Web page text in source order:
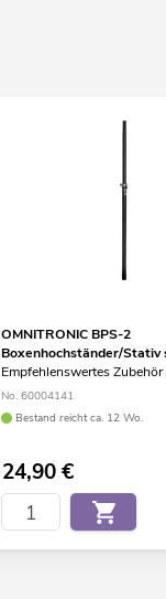
OMNITRONIC BPS-2
Boxenhochständer/Stativ
Empfehlenswertes Zubehör
No. 60004141
Bestand reicht ca. 12 Wo.
24,90€